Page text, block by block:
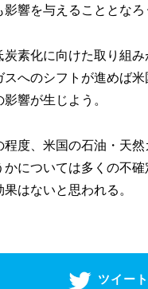
響を与えることとなろ
素化に向けた取り組
へのシフトが進めば
響が生じよう。
度、米国の石油・天
については多くの不確
はないと思われる。
ツイー